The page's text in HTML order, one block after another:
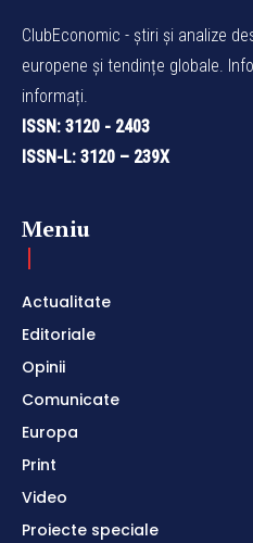
ClubEconomic - știri și analize
europene și tendințe globale.
informați.
ISSN: 3120 - 2403
ISSN-L: 3120 – 239X
Meniu
Actualitate
Editoriale
Opinii
Comunicate
Europa
Print
Video
Proiecte speciale